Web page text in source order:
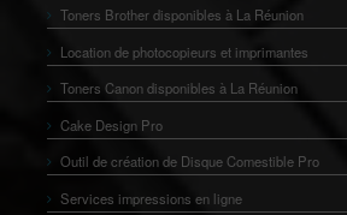
Toners Brother disponibles à La Réunion
Location de photocopieurs et imprimantes
Toners Canon disponibles à La Réunion
Cake Design Pro
Outil de création de Disque Comestible Pro
Services impressions en ligne